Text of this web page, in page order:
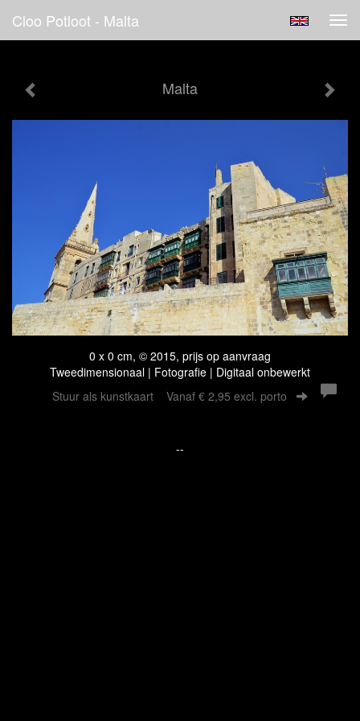
Cloo Potloot - Malta
Malta
0 x 0 cm, © 2015, prijs op aanvraag
Tweedimensionaal | Fotografie | Digitaal onbewerkt
Stuur als kunstkaart Vanaf € 2,95 excl. porto
--